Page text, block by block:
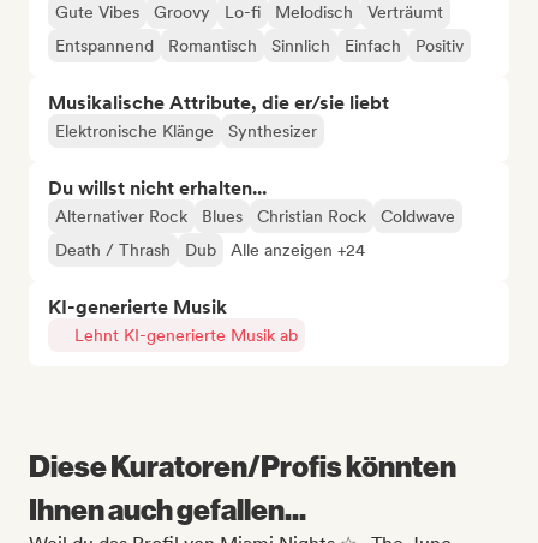
Gute Vibes
Groovy Lo-fi Melodisch
Verträumt
Entspannend
Romantisch Sinnlich Einfach Positiv
Musikalische Attribute, die er/sie liebt
Elektronische Klänge Synthesizer
Du willst nicht erhalten...
Alternativer Rock Blues Christian Rock
Coldwave
Death / Thrash
Dub Alle anzeigen +24
KI-generierte Musik
Lehnt KI-generierte Musik ab
Diese Kuratoren/Profis könnten
Ihnen auch gefallen...